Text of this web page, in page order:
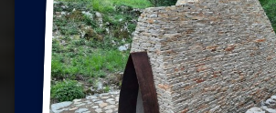
Miroslav Šantek